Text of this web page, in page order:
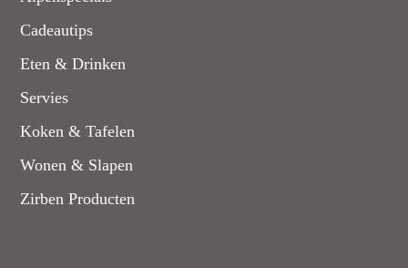
Cadeautips
Eten & Drinken
Servies
Koken & Tafelen
Wonen & Slapen
Zirben Producten